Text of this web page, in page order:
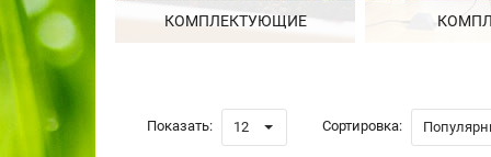
КОМПЛЕКТУЮЩИЕ
Показать: 12 Сортировка: